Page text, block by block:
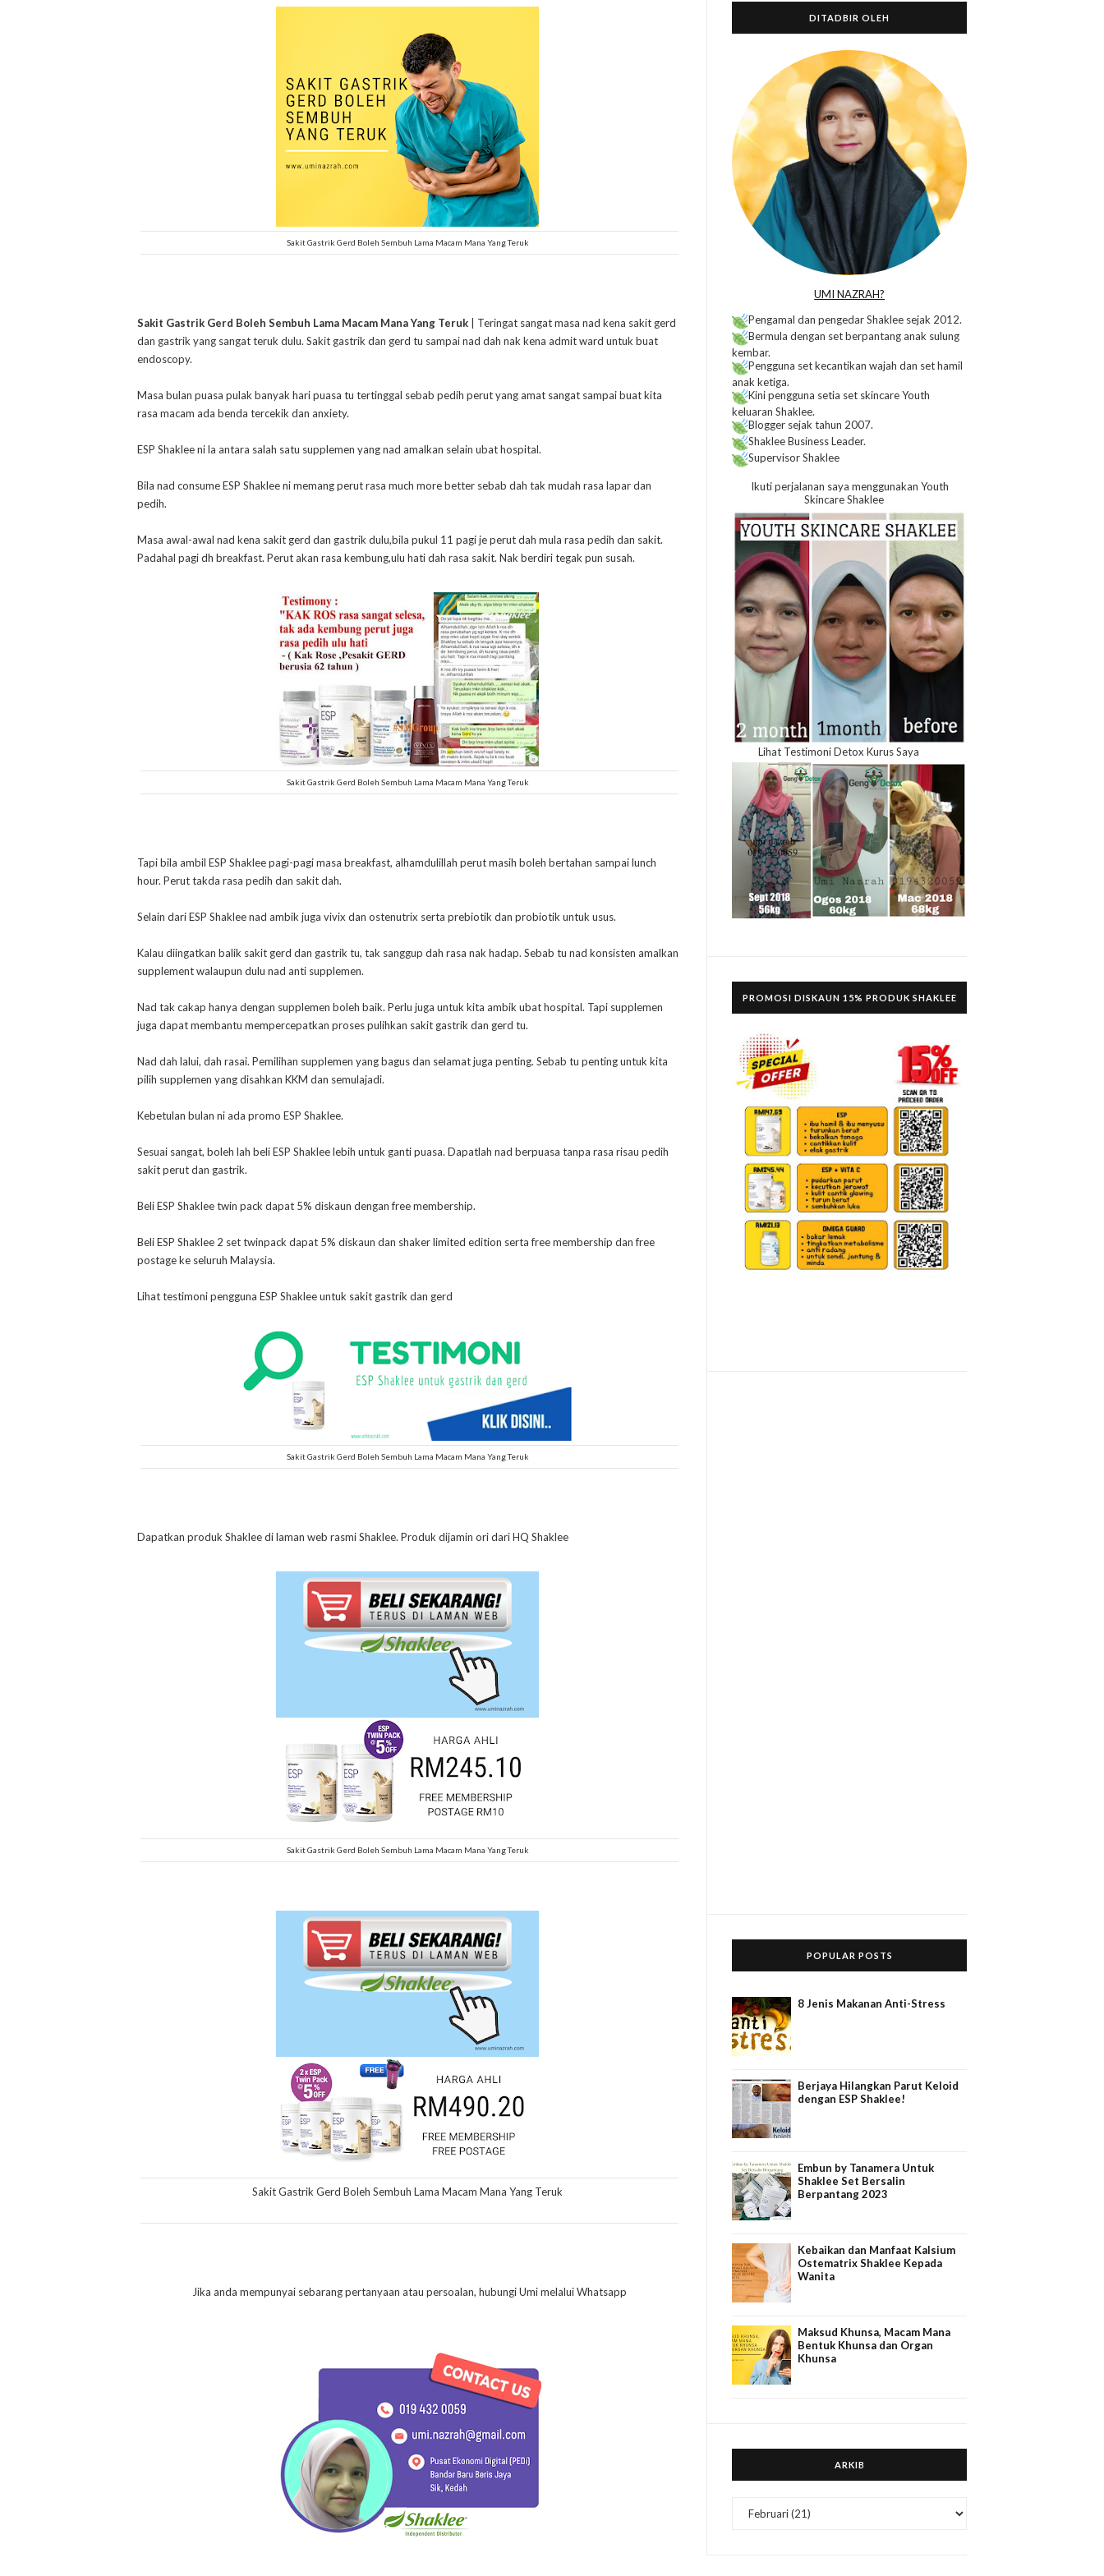
Sakit Gastrik Gerd Boleh Sembuh Lama Macam Mana Yang Teruk
Sakit Gastrik Gerd Boleh Sembuh Lama Macam Mana Yang Teruk | Teringat sangat masa nad kena sakit gerd
dan gastrik yang sangat teruk dulu. Sakit gastrik dan gerd tu sampai nad dah nak kena admit ward untuk buat
endoscopy.
Masa bulan puasa pulak banyak hari puasa tu tertinggal sebab pedih perut yang amat sangat sampai buat kita
rasa macam ada benda tercekik dan anxiety.
ESP Shaklee ni la antara salah satu supplemen yang nad amalkan selain ubat hospital.
Bila nad consume ESP Shaklee ni memang perut rasa much more better sebab dah tak mudah rasa lapar dan
pedih.
Masa awal-awal nad kena sakit gerd dan gastrik dulu,bila pukul 11 pagi je perut dah mula rasa pedih dan sakit.
Padahal pagi dh breakfast. Perut akan rasa kembung,ulu hati dah rasa sakit. Nak berdiri tegak pun susah.
Sakit Gastrik Gerd Boleh Sembuh Lama Macam Mana Yang Teruk
Tapi bila ambil ESP Shaklee pagi-pagi masa breakfast, alhamdulillah perut masih boleh bertahan sampai lunch
hour. Perut takda rasa pedih dan sakit dah.
Selain dari ESP Shaklee nad ambik juga vivix dan ostenutrix serta prebiotik dan probiotik untuk usus.
Kalau diingatkan balik sakit gerd dan gastrik tu, tak sanggup dah rasa nak hadap. Sebab tu nad konsisten amalkan
supplement walaupun dulu nad anti supplemen.
Nad tak cakap hanya dengan supplemen boleh baik. Perlu juga untuk kita ambik ubat hospital. Tapi supplemen
juga dapat membantu mempercepatkan proses pulihkan sakit gastrik dan gerd tu.
Nad dah lalui, dah rasai. Pemilihan supplemen yang bagus dan selamat juga penting. Sebab tu penting untuk kita
pilih supplemen yang disahkan KKM dan semulajadi.
Kebetulan bulan ni ada promo ESP Shaklee.
Sesuai sangat, boleh lah beli ESP Shaklee lebih untuk ganti puasa. Dapatlah nad berpuasa tanpa rasa risau pedih
sakit perut dan gastrik.
Beli ESP Shaklee twin pack dapat 5% diskaun dengan free membership.
Beli ESP Shaklee 2 set twinpack dapat 5% diskaun dan shaker limited edition serta free membership dan free
postage ke seluruh Malaysia.
Lihat testimoni pengguna ESP Shaklee untuk sakit gastrik dan gerd
Sakit Gastrik Gerd Boleh Sembuh Lama Macam Mana Yang Teruk
Dapatkan produk Shaklee di laman web rasmi Shaklee. Produk dijamin ori dari HQ Shaklee
Sakit Gastrik Gerd Boleh Sembuh Lama Macam Mana Yang Teruk
Sakit Gastrik Gerd Boleh Sembuh Lama Macam Mana Yang Teruk
Jika anda mempunyai sebarang pertanyaan atau persoalan, hubungi Umi melalui Whatsapp
r
DITADBIR OLEH
UMI NAZRAH?
Pengamal dan pengedar Shaklee sejak 2012.
Bermula dengan set berpantang anak sulung
kembar.
Pengguna set kecantikan wajah dan set hamil
anak ketiga.
Kini pengguna setia set skincare Youth
keluaran Shaklee.
Blogger sejak tahun 2007.
Shaklee Business Leader.
Supervisor Shaklee
Ikuti perjalanan saya menggunakan Youth
Skincare Shaklee
Lihat Testimoni Detox Kurus Saya
PROMOSI DISKAUN 15% PRODUK SHAKLEE
POPULAR POSTS
8 Jenis Makanan Anti-Stress
Berjaya Hilangkan Parut Keloid
dengan ESP Shaklee!
Embun by Tanamera Untuk
Shaklee Set Bersalin
Berpantang 2023
Kebaikan dan Manfaat Kalsium
Ostematrix Shaklee Kepada
Wanita
Maksud Khunsa, Macam Mana
Bentuk Khunsa dan Organ
Khunsa
ARKIB